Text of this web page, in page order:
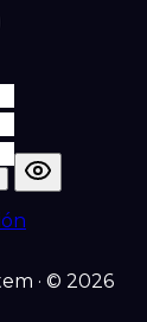
· © 2026